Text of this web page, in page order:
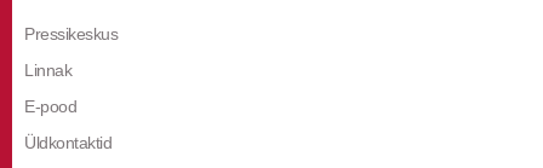
Pressikeskus
Linnak
E-pood
Üldkontaktid